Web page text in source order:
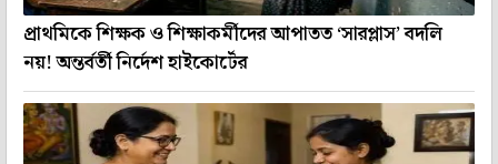
প্রাথমিকে শিক্ষক ও শিক্ষাকর্মীদের আপাতত ‘সারপ্লাস’ বদলি
নয়! অন্তর্বর্তী নির্দেশ হাইকোর্টের